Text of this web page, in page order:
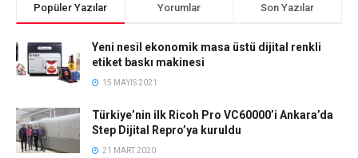
Popüler Yazılar Yorumlar Son Yazılar
Yeni nesil ekonomik masa üstü dijital renkli
etiket baskı makinesi
15 MAYIS 2021
Türkiye’nin ilk Ricoh Pro VC60000’i Ankara’da
Step Dijital Repro’ya kuruldu
21 MART 2020